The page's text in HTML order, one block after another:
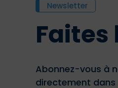
Newsletter
Faites
Abonnez-vous à
directement